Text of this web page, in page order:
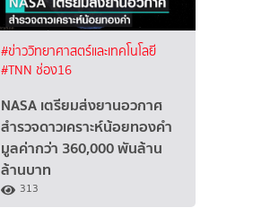
#ข่าววิทยาศาสตร์และเทคโนโลยี
#TNN ช่อง16
NASA เตรียมส่งยานอวกาศ
สำรวจดาวเคราะห์น้อยทองคำ
มูลค่ากว่า 360,000 พันล้าน
ล้านบาท
313